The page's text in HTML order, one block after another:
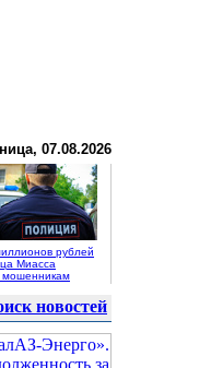
07.08.2026
рублей
Миасса
мошенникам
новостей